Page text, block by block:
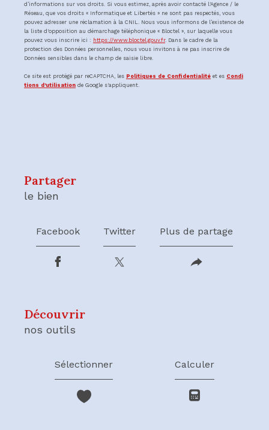
d’informations sur vos droits. Si vous estimez, après avoir contacté l'Agence / le
Réseau, que vos droits « Informatique et Libertés » ne sont pas respectés, vous
pouvez adresser une réclamation à la CNIL. Nous vous informons de l’existence de
la liste d'opposition au démarchage téléphonique « Bloctel », sur laquelle vous
pouvez vous inscrire ici : https://www.bloctel.gouv.fr. Dans le cadre de la
protection des Données personnelles, nous vous invitons à ne pas inscrire de
Données sensibles dans le champ de saisie libre.
Ce site est protégé par reCAPTCHA, les Politiques de Confidentialité et es Condi
tions d'utilisation de Google s'appliquent.
partager
le bien
Facebook Twitter Plus de partage
découvrir
nos outils
Sélectionner Calculer